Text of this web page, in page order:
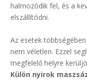
halmozódik fel, és a
elszállítódni.
Az esetek
nem véletlen. Ezzel
megfelelő helyre
Külön nyirok